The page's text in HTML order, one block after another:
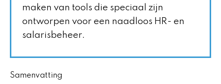
maken van tools die speciaal zijn
ontworpen voor een naadloos HR- en
salarisbeheer.
Samenvatting